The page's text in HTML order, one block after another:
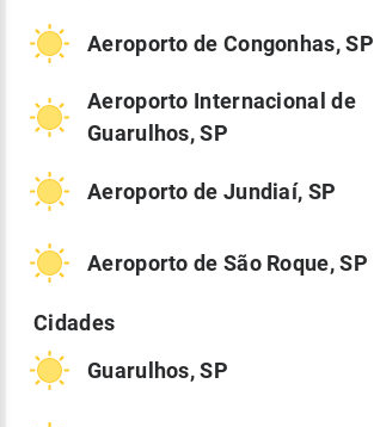
Aeroporto de Congonhas, SP
Aeroporto Internacional de
Guarulhos, SP
Aeroporto de Jundiaí, SP
Aeroporto de São Roque, SP
Guarulhos, SP